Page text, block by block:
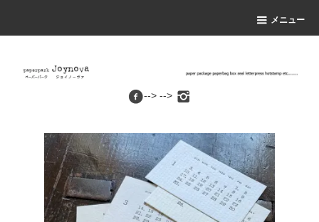
メニュー
--> -->